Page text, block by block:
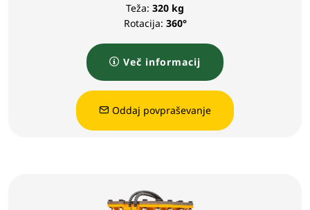
Teža: 320 kg
Rotacija: 360°
Več informacij
Oddaj povpraševanje